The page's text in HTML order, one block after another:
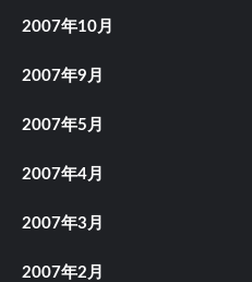
2007年10月
2007年9月
2007年5月
2007年4月
2007年3月
2007年2月